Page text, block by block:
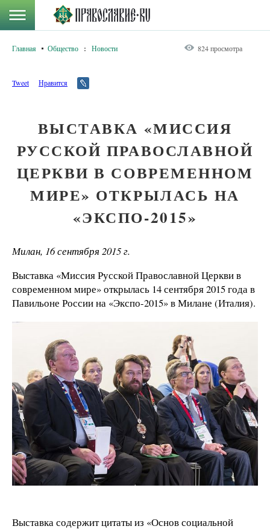
Главная Общество : Новости 824 просмотра
Tweet Нравится
ВЫСТАВКА «МИССИЯ
РУССКОЙ ПРАВОСЛАВНОЙ
ЦЕРКВИ В СОВРЕМЕННОМ
МИРЕ» ОТКРЫЛАСЬ НА
«ЭКСПО-2015»
Милан, 16 сентября 2015 г.
Выставка «Миссия Русской Православной Церкви в
современном мире» открылась 14 сентября 2015 года в
Павильоне России на «Экспо-2015» в Милане (Италия).
Выставка содержит цитаты из «Основ социальной